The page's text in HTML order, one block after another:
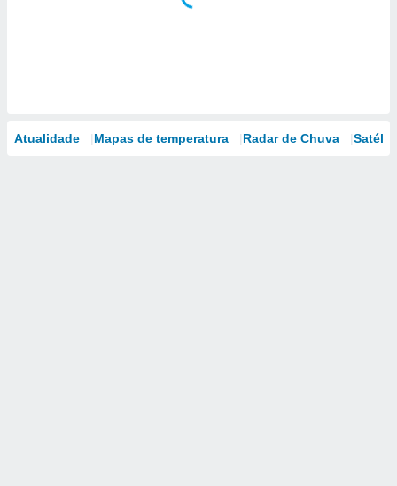
Atualidade Mapas de temperatura Radar de Chuva